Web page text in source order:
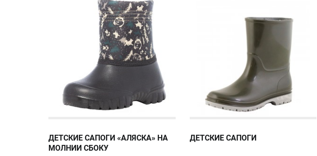
ДЕТСКИЕ САПОГИ «АЛЯСКА» НА
МОЛНИИ СБОКУ
ДЕТСКИЕ САПОГИ